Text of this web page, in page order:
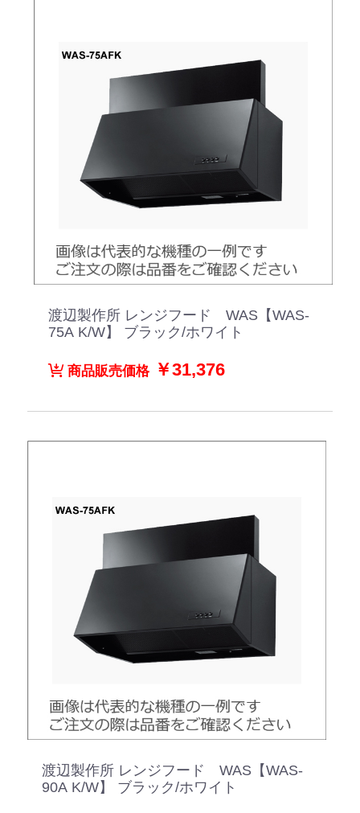
渡辺製作所 レンジフード WAS【WAS-
75A K/W】 ブラック/ホワイト
商品販売価格￥31,376
渡辺製作所 レンジフード WAS【WAS-
90A K/W】 ブラック/ホワイト